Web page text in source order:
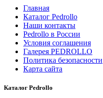
Главная
Каталог Pedrollo
Наши контакты
Pedrollo в России
Условия соглашения
Галерея PEDROLLO
Политика безопасности
Карта сайта
Каталог Pedrollo